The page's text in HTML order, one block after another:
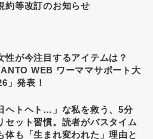
約等改訂のお知らせ
性が今注目するアイテムは？
WEB ワーママサポート大
」発表！
ヘトヘト…」な私を救う、5分
セット習慣。読者がバスタイム
体も「生まれ変われた」理由と